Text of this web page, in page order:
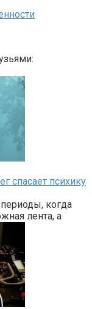
спасает психику
когда
лента, а